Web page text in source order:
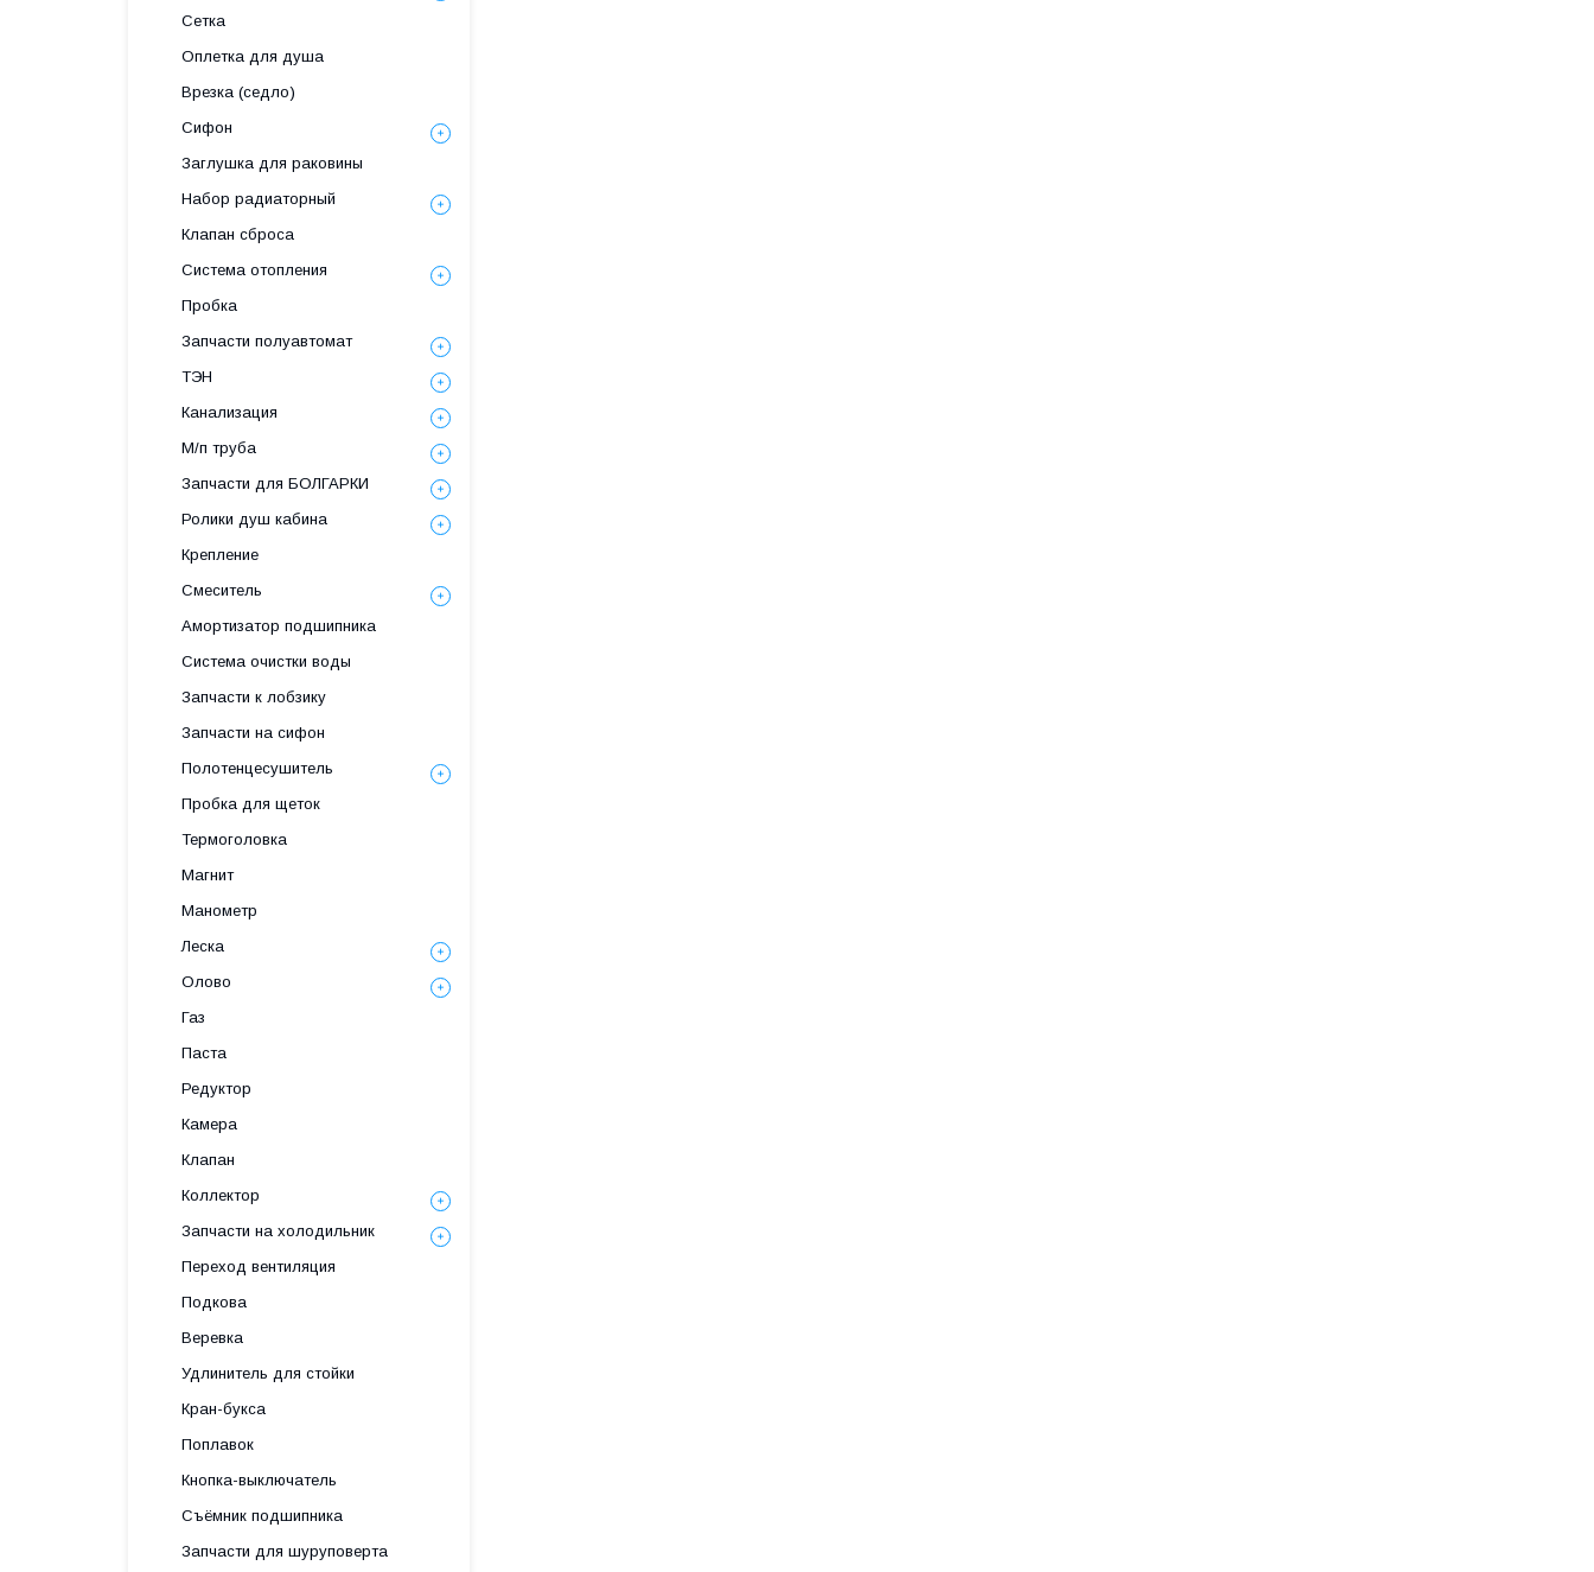
Сетка
Оплетка для душа
Врезка (седло)
Сифон
Заглушка для раковины
Набор радиаторный
Клапан сброса
Система отопления
Пробка
Запчасти полуавтомат
ТЭН
Канализация
М/п труба
Запчасти для БОЛГАРКИ
Ролики душ кабина
Крепление
Смеситель
Амортизатор подшипника
Система очистки воды
Запчасти к лобзику
Запчасти на сифон
Полотенцесушитель
Пробка для щеток
Термоголовка
Магнит
Манометр
Леска
Олово
Газ
Паста
Редуктор
Камера
Клапан
Коллектор
Запчасти на холодильник
Переход вентиляция
Подкова
Веревка
Удлинитель для стойки
Кран-букса
Поплавок
Кнопка-выключатель
Съёмник подшипника
Запчасти для шуруповерта